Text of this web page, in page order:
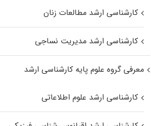
کارشناسی ارشد مطالعات زنان
کارشناسی ارشد مدیریت نساجی
معرفی گروه علوم پایه کارشناسی ارشد
کارشناسی ارشد علوم اطلاعاتی